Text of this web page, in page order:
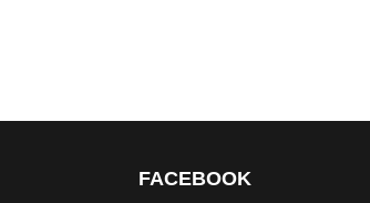
FACEBOOK